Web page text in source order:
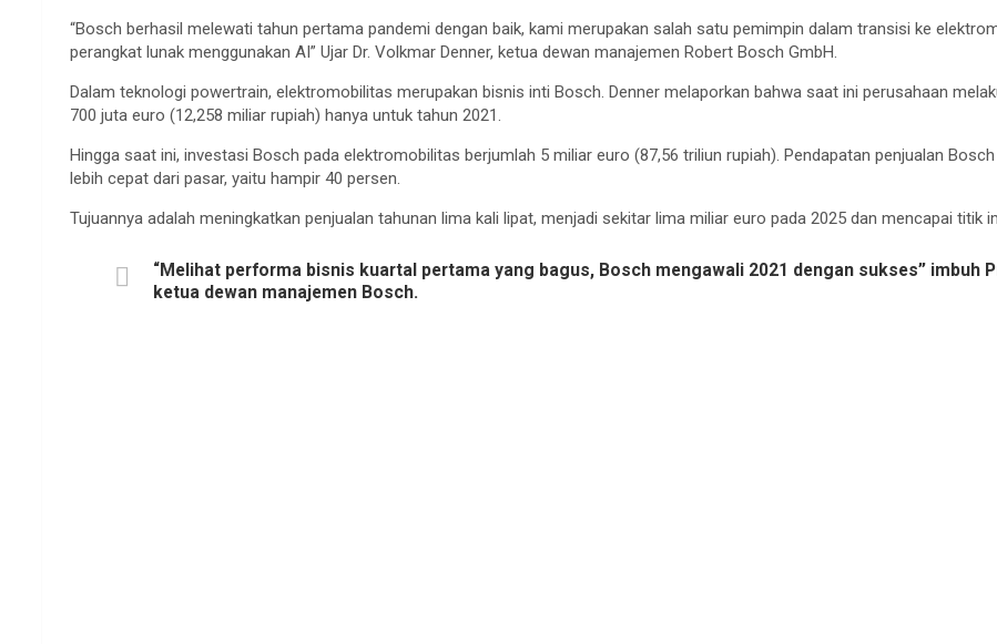
“Bosch berhasil melewati tahun pertama pandemi dengan baik, kami merupakan salah satu pemimpin dalam transisi ke
perangkat lunak menggunakan AI” Ujar Dr. Volkmar Denner, ketua dewan manajemen Robert Bosch GmbH.
Dalam teknologi powertrain, elektromobilitas merupakan bisnis inti Bosch. Denner melaporkan bahwa saat ini perusahaan
700 juta euro (12,258 miliar rupiah) hanya untuk tahun 2021.
Hingga saat ini, investasi Bosch pada elektromobilitas berjumlah 5 miliar euro (87,56 triliun rupiah). Pendapatan penjualan
lebih cepat dari pasar, yaitu hampir 40 persen.
Tujuannya adalah meningkatkan penjualan tahunan lima kali lipat, menjadi sekitar lima miliar euro pada 2025 dan mencapai titik
“Melihat performa bisnis kuartal pertama yang bagus, Bosch mengawali 2021 dengan sukses” imbuh
ketua dewan manajemen Bosch.